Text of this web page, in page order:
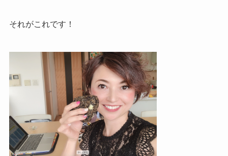
それがこれです！